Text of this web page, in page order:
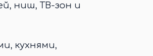
ниш, ТВ-зон и
кухнями,